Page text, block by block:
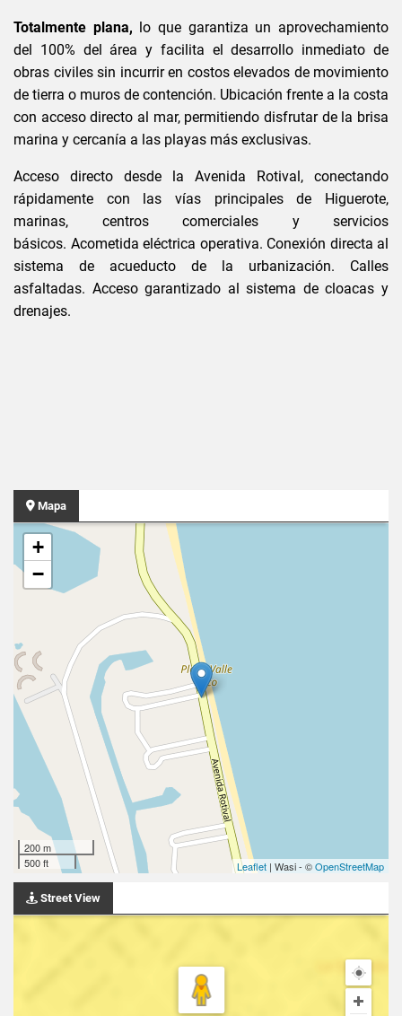
Totalmente plana, lo que garantiza un aprovechamiento
del 100% del área y facilita el desarrollo inmediato de
obras civiles sin incurrir en costos elevados de movimiento
de tierra o muros de contención. Ubicación frente a la costa
con acceso directo al mar, permitiendo disfrutar de la brisa
marina y cercanía a las playas más exclusivas.
Acceso directo desde la Avenida Rotival, conectando
rápidamente con las vías principales de Higuerote,
marinas, centros comerciales y servicios
básicos. Acometida eléctrica operativa. Conexión directa al
sistema de acueducto de la urbanización. Calles
asfaltadas. Acceso garantizado al sistema de cloacas y
drenajes.
Mapa
+
−
200 m
500 ft
Leaflet | Wasi - ©OpenStreetMap
Street View